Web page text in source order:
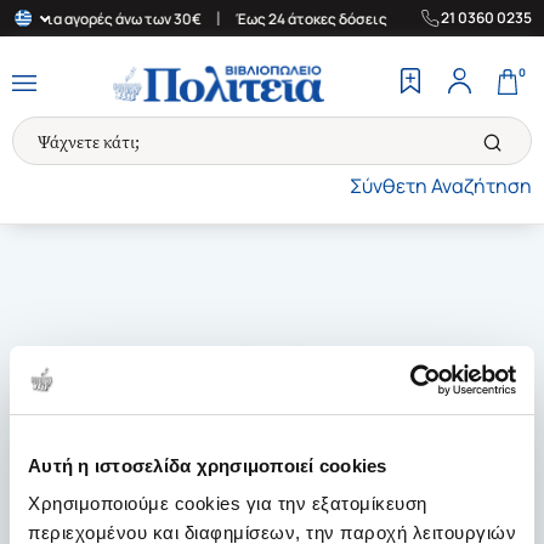
Αυτή η ιστοσελίδα χρησιμοποιεί cookies
Χρησιμοποιούμε cookies για την εξατομίκευση
περιεχομένου και διαφημίσεων, την παροχή λειτουργιών
για αγορές άνω των 30€ Έως 24 άτοκες δόσεις | Δωρεάν
21 0360 0235
Σύνθετη Αναζήτηση
0